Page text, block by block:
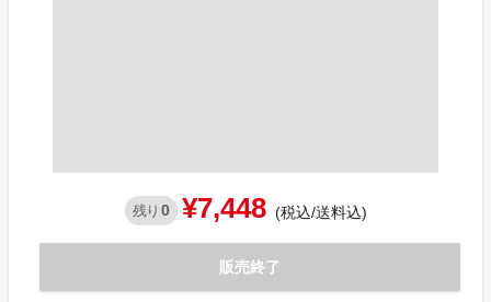
残り 0 ¥7,448 (税込/送料込)
販売終了